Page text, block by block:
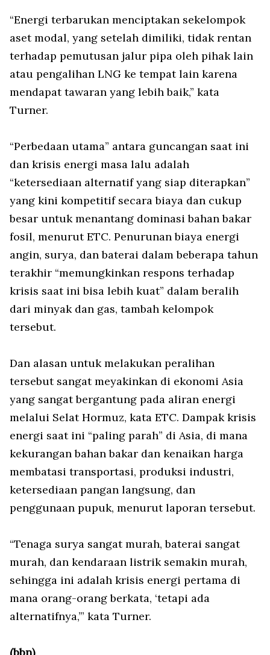
“Energi terbarukan menciptakan sekelompok
aset modal, yang setelah dimiliki, tidak rentan
terhadap pemutusan jalur pipa oleh pihak lain
atau pengalihan LNG ke tempat lain karena
mendapat tawaran yang lebih baik,” kata
Turner.
“Perbedaan utama” antara guncangan saat ini
dan krisis energi masa lalu adalah
“ketersediaan alternatif yang siap diterapkan”
yang kini kompetitif secara biaya dan cukup
besar untuk menantang dominasi bahan bakar
fosil, menurut ETC. Penurunan biaya energi
angin, surya, dan baterai dalam beberapa tahun
terakhir “memungkinkan respons terhadap
krisis saat ini bisa lebih kuat” dalam beralih
dari minyak dan gas, tambah kelompok
tersebut.
Dan alasan untuk melakukan peralihan
tersebut sangat meyakinkan di ekonomi Asia
yang sangat bergantung pada aliran energi
melalui Selat Hormuz, kata ETC. Dampak krisis
energi saat ini “paling parah” di Asia, di mana
kekurangan bahan bakar dan kenaikan harga
membatasi transportasi, produksi industri,
ketersediaan pangan langsung, dan
penggunaan pupuk, menurut laporan tersebut.
“Tenaga surya sangat murah, baterai sangat
murah, dan kendaraan listrik semakin murah,
sehingga ini adalah krisis energi pertama di
mana orang-orang berkata, ‘tetapi ada
alternatifnya,’” kata Turner.